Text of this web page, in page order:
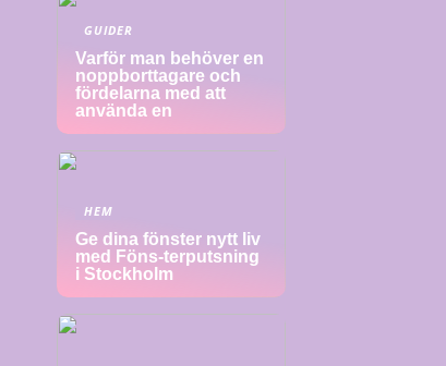
GUIDER
Varför man behöver en
noppborttagare och
fördelarna med att
använda en
HEM
Ge dina fönster nytt liv
med Föns-terputsning
i Stockholm